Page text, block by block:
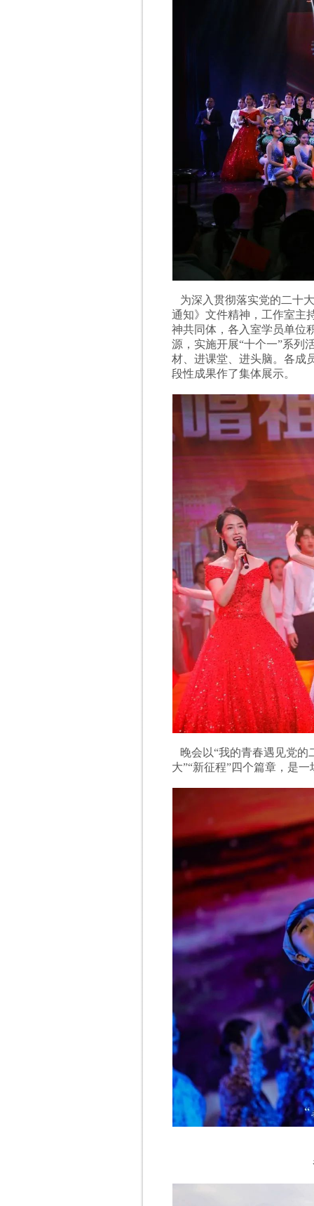
为深入贯彻落实党的二十
通知》文件精神，工作室主
神共同体，各入室学员单位
源，实施开展“十个一”系列
材、进课堂、进头脑。各成
段性成果作了集体展示。
晚会以“我的青春遇见党的
大”“新征程”四个篇章，是